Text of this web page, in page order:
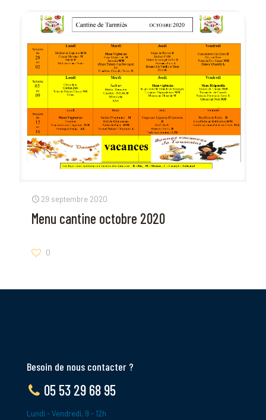
29 septembre 2020
Menu cantine octobre 2020
0
Besoin de nous contacter ?
05 53 29 68 95
Lundi - Vendredi, 9 - 12h